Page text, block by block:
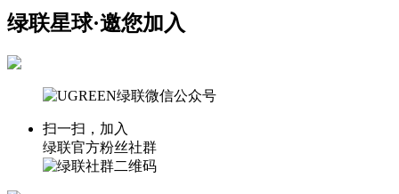
绿联星球·邀您加入
扫一扫，加入
绿联官方粉丝社群